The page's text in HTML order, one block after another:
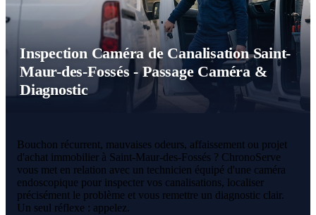
Inspection Caméra de Canalisation Saint-
Maur-des-Fossés - Passage Caméra &
Diagnostic
Bouchon récurrent, mauvaises odeurs, affaissement ou projet
d'achat immobilier à Saint-Maur-des-Fossés ? ChronoServe
vous met en relation avec un technicien équipé d'une caméra
endoscopique pour inspecter vos canalisations, localiser
précisément le problème et vous remettre un diagnostic clair.
Un seul réflexe : appelez.